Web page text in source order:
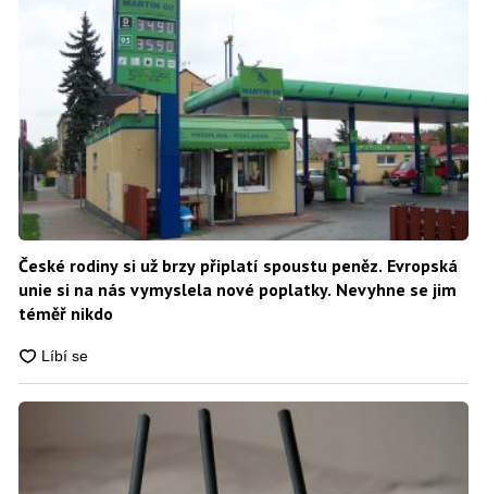
České rodiny si už brzy připlatí spoustu peněz. Evropská
unie si na nás vymyslela nové poplatky. Nevyhne se jim
téměř nikdo